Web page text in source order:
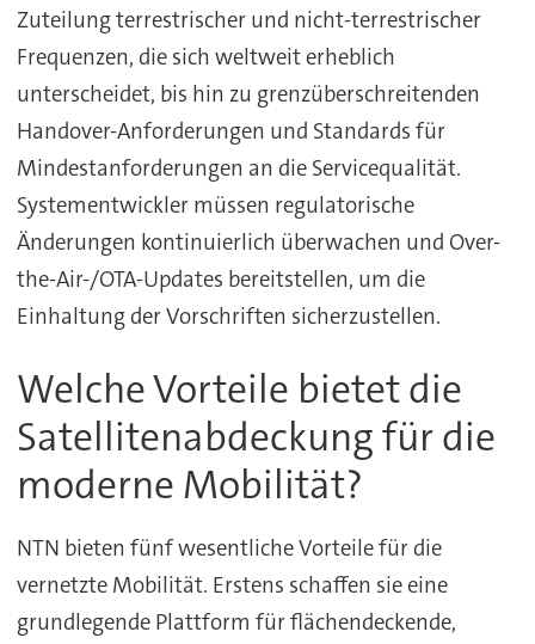
Zuteilung terrestrischer und nicht-terrestrischer
Frequenzen, die sich weltweit erheblich
unterscheidet, bis hin zu grenzüberschreitenden
Handover-Anforderungen und Standards für
Mindestanforderungen an die Servicequalität.
Systementwickler müssen regulatorische
Änderungen kontinuierlich überwachen und Over-
the-Air-/OTA-Updates bereitstellen, um die
Einhaltung der Vorschriften sicherzustellen.
Welche Vorteile bietet die
Satellitenabdeckung für die
moderne Mobilität?
NTN bieten fünf wesentliche Vorteile für die
vernetzte Mobilität. Erstens schaffen sie eine
grundlegende Plattform für flächendeckende,